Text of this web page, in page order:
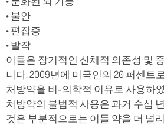
• 불안
• 편집증
• 발작
이들은 장기적인 신체적 의존성 및
니다. 2009년에 미국인의 20 퍼센트
처방약을 비-의학적 이유로 사용하였
처방약의 불법적 사용은 과거 수십
것은 부분적으로는 이들 약을 더 널